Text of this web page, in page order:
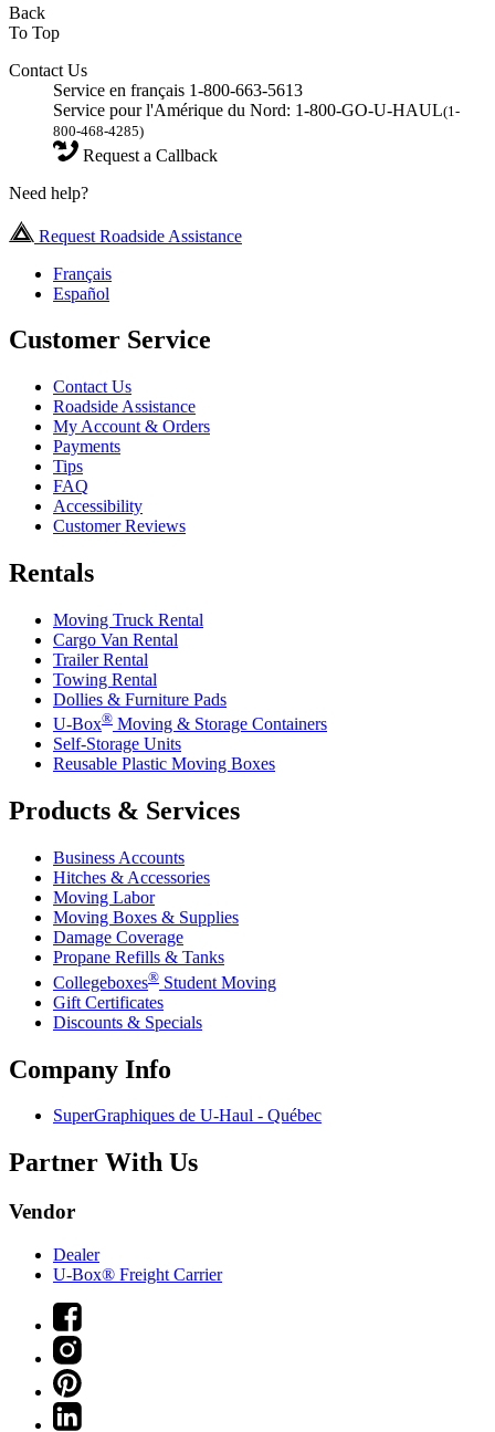
Back
To Top
Contact Us
Service en français 1-800-663-5613
Service pour l'Amérique du Nord: 1-800-GO-U-HAUL(1-
800-468-4285)
Request a Callback
Need help?
Request Roadside Assistance
Français
Español
Customer Service
Contact Us
Roadside Assistance
My Account & Orders
Payments
Tips
FAQ
Accessibility
Customer Reviews
Rentals
Moving Truck Rental
Cargo Van Rental
Trailer Rental
Towing Rental
Dollies & Furniture Pads
U-Box® Moving & Storage Containers
Self-Storage Units
Reusable Plastic Moving Boxes
Products & Services
Business Accounts
Hitches & Accessories
Moving Labor
Moving Boxes & Supplies
Damage Coverage
Propane Refills & Tanks
Collegeboxes® Student Moving
Gift Certificates
Discounts & Specials
Company Info
SuperGraphiques de U-Haul - Québec
Partner With Us
Vendor
Dealer
U-Box® Freight Carrier